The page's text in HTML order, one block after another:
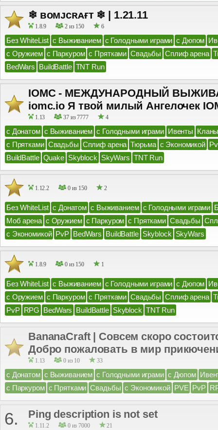
❄ ʙᴏᴍᴊᴄʀᴀғᴛ ❄ | 1.21.11
1.8.9 2 из 150 6
Без WhiteList с Выживанием с Голодными играми с Дюпом
с Оружием с Паркуром с Прятками Свадьбы Сплиф арена
BedWars BuildBattle TNT Run
IOMC - МЕЖДУНАРОДНЫЙ
iomc.io Я твой милый Ангелочек
1.13 37 из 7777 4
с Донатом с Выживанием с Голодными играми Ивенты
с Прятками Свадьбы Сплиф арена Тюрьма с Экономикой
BuildBattle Quake Skyblock SkyWars TNT Run
1.12.2 0 из 150 2
Без WhiteList с Донатом с Выживанием с Голодными играми
Моб арена с Оружием с Паркуром с Прятками Свадьбы
с Экономикой PvP BedWars BuildBattle Skyblock SkyWars
1.8.9 0 из 150 1
Без WhiteList с Выживанием с Голодными играми с Дюпом
с Оружием с Паркуром с Прятками Свадьбы Сплиф арена
PvP RPG BedWars BuildBattle Skyblock TNT Run
BananaCraft | Совсем скоро
Добро пожаловать в мир
1.13 0 из 10 33
с Донатом с Выживанием с Голодными играми с Дюпом
с Паркуром с Прятками Свадьбы с Экономикой PVE PvP
6. Ping description is not set
1.11.2 0 из 7000 21